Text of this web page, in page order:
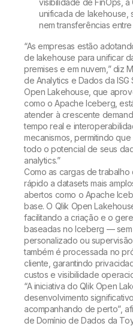
visibilidade de FinOps,
unificada de lakehouse,
nem transferências entre
“As empresas estão
de lakehouse para unificar
premises e em nuvem,” diz
de Analytics e Dados da ISG
Open Lakehouse, que
como o Apache Iceberg,
atender à crescente
tempo real e
mecanismos, permitindo
todo o potencial de seus
analytics.”
Como as cargas de trabalho
rápido a datasets mais
abertos como o Apache
base. O Qlik Open
facilitando a criação e o
baseadas no Iceberg —
personalizado ou
também é processada no
cliente, garantindo
custos e visibilidade
“A iniciativa do Qlik Open
desenvolvimento
acompanhando de perto”,
de Domínio de Dados da